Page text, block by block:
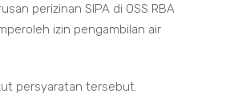
perizinan SIPA di OSS RBA
izin pengambilan air
persyaratan tersebut.